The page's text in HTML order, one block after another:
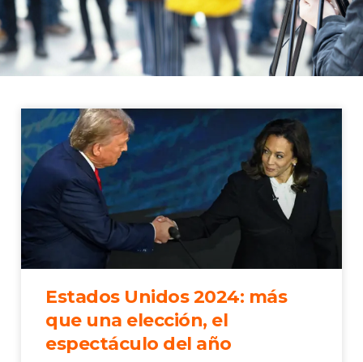
Estados Unidos 2024: más
que una elección, el
espectáculo del año